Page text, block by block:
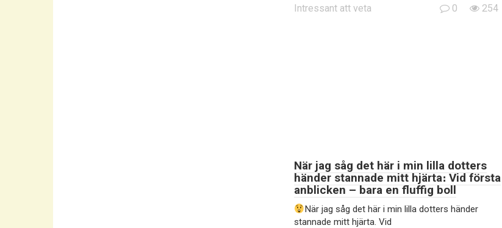
Intressant att veta 0 254
När jag såg det här i min lilla dotters
händer stannade mitt hjärta։ Vid första
anblicken – bara en fluffig boll
När jag såg det här i min lilla dotters händer
stannade mitt hjärta. Vid